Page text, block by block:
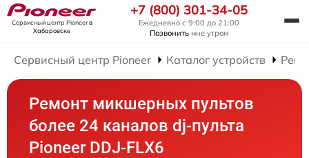
Сервисный центр Pioneerв
Хабаровске
+7 (800) 301-34-05
Ежедневно с 9:00 до 21:00
Позвонить мне утром
Сервисный центр Pioneer Каталог устройств
Ремонт микшерных пультов
более 24 каналов dj-пульта
Pioneer DDJ-FLX6